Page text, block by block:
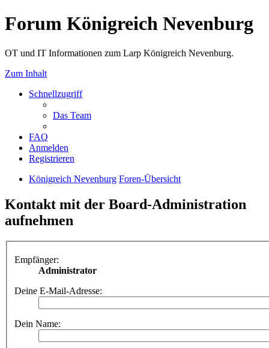
Forum Königreich Nevenburg
OT und IT Informationen zum Larp Königreich Nevenburg.
Zum Inhalt
Schnellzugriff
Das Team
FAQ
Anmelden
Registrieren
Königreich Nevenburg Foren-Übersicht
Kontakt mit der Board-Administration
aufnehmen
Empfänger:
Administrator
Deine E-Mail-Adresse:
Dein Name: